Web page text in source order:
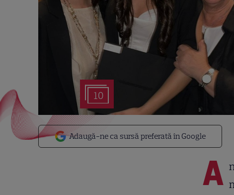
10
Adaugă-ne ca sursă preferată în Google
A